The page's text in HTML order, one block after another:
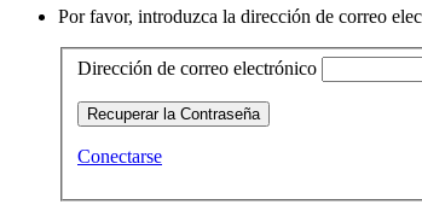
Por favor, introduzca la dirección de correo
Dirección de correo electrónico
Recuperar la Contraseña
Conectarse